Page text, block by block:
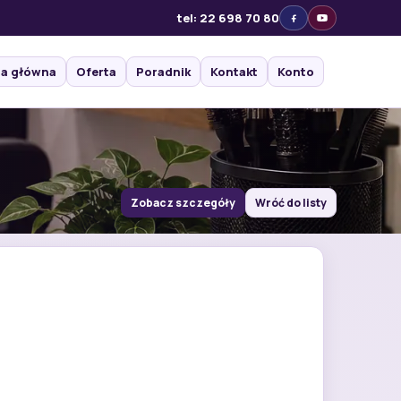
tel: 22 698 70 80
główna Oferta Poradnik Kontakt Konto
Zobacz szczegóły Wróć do listy